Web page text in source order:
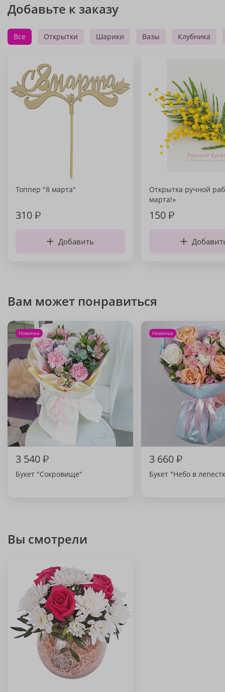
Добавьте к заказу
Все Открытки Шарики Вазы Клубника
Топпер "8 марта"
310₽
Добавить
Открытка ручной
марта!»
150₽
Вам может понравиться
Новинка
3 540₽
Букет "Сокровище"
Новинка
3 660₽
Букет "Небо в
Вы смотрели